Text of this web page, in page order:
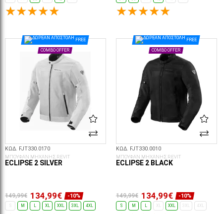
FREE
COMBO OFFER
ΚΩΔ. FJT330.0170
ΜΠΟΥΦΑΝ ΜΗΧΑΝΗΣ REVIT
ECLIPSE 2 SILVER
149,99€ 134,99€ -10%
S M L XL XXL 3XL 4XL
FREE
COMBO OFFER
ΚΩΔ. FJT330.0010
ΜΠΟΥΦΑΝ ΜΗΧΑΝΗΣ REVIT
ECLIPSE 2 BLACK
149,99€ 134,99€ -10%
S M L XL XXL 3XL 4XL